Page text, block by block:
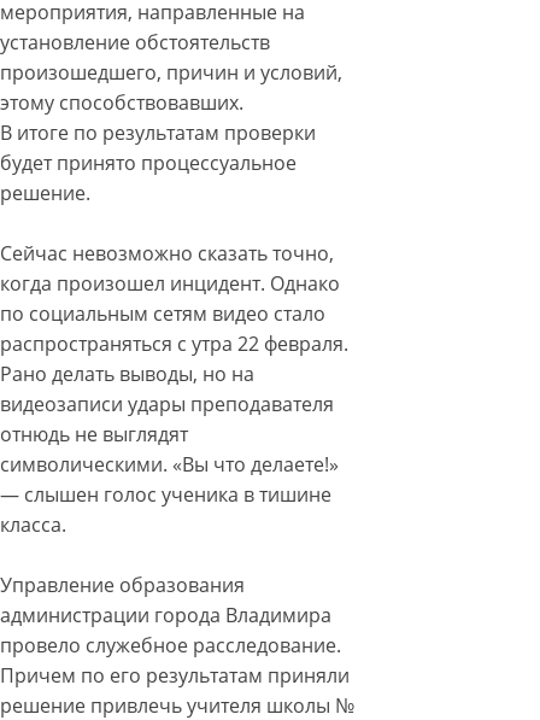
мероприятия, направленные на
установление обстоятельств
произошедшего, причин и условий,
этому способствовавших.
В итоге по результатам проверки
будет принято процессуальное
решение.
Сейчас невозможно сказать точно,
когда произошел инцидент. Однако
по социальным сетям видео стало
распространяться с утра 22 февраля.
Рано делать выводы, но на
видеозаписи удары преподавателя
отнюдь не выглядят
символическими. «Вы что делаете!»
— слышен голос ученика в тишине
класса.
Управление образования
администрации города Владимира
провело служебное расследование.
Причем по его результатам приняли
решение привлечь учителя школы №